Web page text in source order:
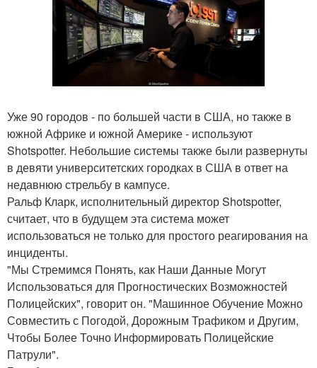
Уже 90 городов - по большей части в США, но также в
южной Африке и южной Америке - используют
Shotspotter. Небольшие системы также были развернуты
в девяти университетских городках в США в ответ на
недавнюю стрельбу в кампусе.
Ральф Кларк, исполнительный директор Shotspotter,
считает, что в будущем эта система может
использоваться не только для простого реагирования на
инциденты.
"Мы Стремимся Понять, как Наши Данные Могут
Использоваться для Прогностических Возможностей
Полицейских", говорит он. "Машинное Обучение Можно
Совместить с Погодой, Дорожным Трафиком и Другим,
Чтобы Более Точно Информировать Полицейские
Патрули".